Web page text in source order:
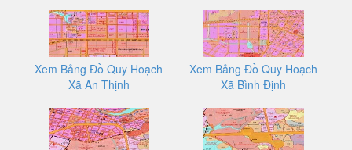
Xem Bảng Đồ Quy Hoạch
Xã An Thịnh
Xem Bảng Đồ Quy Hoạch
Xã Bình Định